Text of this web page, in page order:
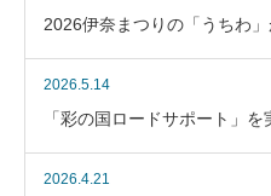
2026伊奈まつりの「うちわ」
2026.5.14
「彩の国ロードサポート」を
2026.4.21